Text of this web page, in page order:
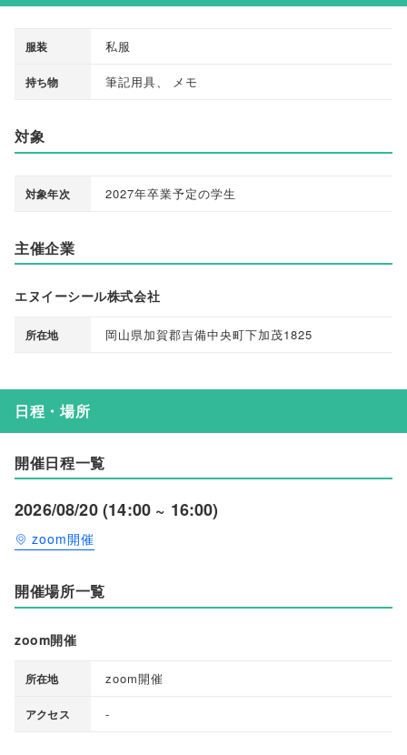
服装 私服
持ち物 筆記用具 メモ
対象
対象年次 2027年卒業予定の学生
主催企業
エヌイーシール株式会社
所在地 岡山県加賀郡吉備中央町下加茂1825
日程・場所
開催日程一覧
2026/08/20 (14:00 ~ 16:00)
zoom開催
開催場所一覧
zoom開催
所在地 zoom開催
アクセス -